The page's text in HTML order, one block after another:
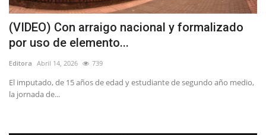
Política
Espectáculos
(VIDEO) Con arraigo nacional y formalizado
por uso de elemento...
Editora Abril 14, 2026 739
El imputado, de 15 años de edad y estudiante de segundo año medio,
la jornada de...